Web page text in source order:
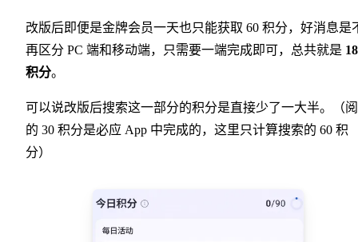
改版后即便是金牌会员一天也只能获取 60 积分，好消息是
再区分 PC 端和移动端，只需要一端完成即可，总共就是
积分。
可以说改版后搜索这一部分的积分是直接少了一大半。（
的 30 积分是必应 App 中完成的，这里只计算搜索的 60 积
分）